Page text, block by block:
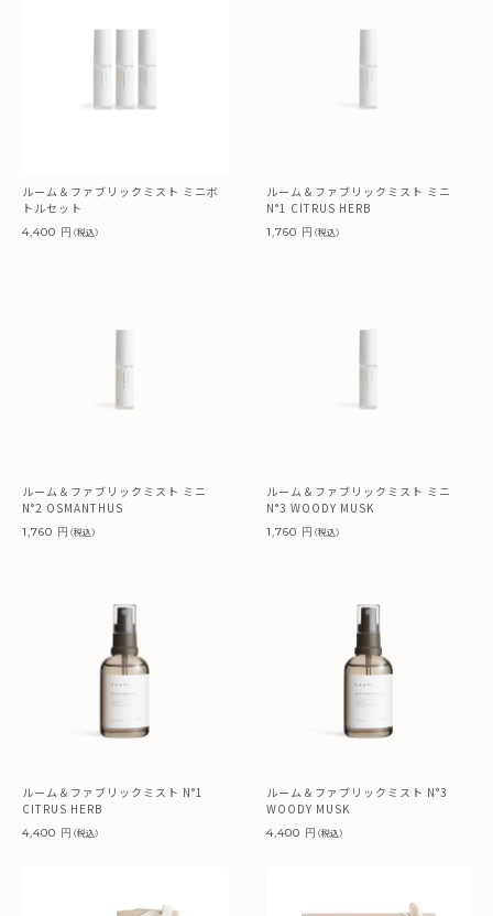
ルーム＆ファブリックミスト ミニボ
トルセット
4,400 円（税込）
ルーム＆ファブリックミスト ミニ
N°1 CITRUS HERB
1,760 円（税込）
ルーム＆ファブリックミスト ミニ
N°2 OSMANTHUS
1,760 円（税込）
ルーム＆ファブリックミスト ミニ
N°3 WOODY MUSK
1,760 円（税込）
ルーム＆ファブリックミスト N°1
CITRUS HERB
4,400 円（税込）
ルーム＆ファブリックミスト N°3
WOODY MUSK
4,400 円（税込）